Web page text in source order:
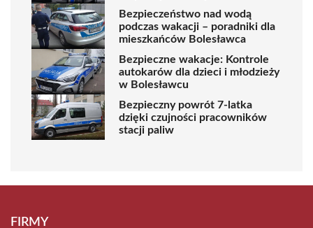
Bezpieczeństwo nad wodą
podczas wakacji – poradniki dla
mieszkańców Bolesławca
Bezpieczne wakacje: Kontrole
autokarów dla dzieci i młodzieży
w Bolesławcu
Bezpieczny powrót 7-latka
dzięki czujności pracowników
stacji paliw
FIRMY